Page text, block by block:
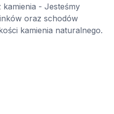
- Jesteśmy
oraz schodów
kamienia naturalnego.